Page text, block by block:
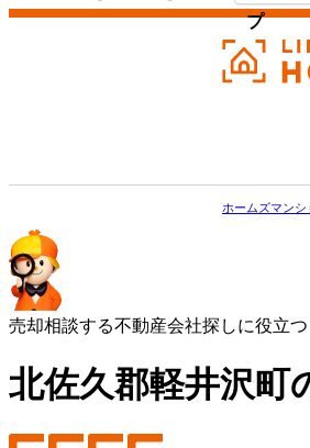
プ
ホームズマンシ
売却相談する不動産会社探しに役立つ
北佐久郡軽井沢町